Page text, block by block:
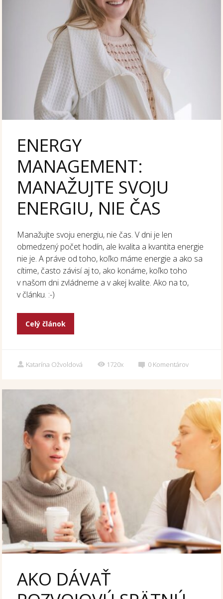
ENERGY
MANAGEMENT:
MANAŽUJTE SVOJU
ENERGIU, NIE ČAS
Manažujte svoju energiu, nie čas. V dni je len
obmedzený počet hodín, ale kvalita a kvantita energie
nie je. A práve od toho, koľko máme energie a ako sa
cítime, často závisí aj to, ako konáme, koľko toho
v našom dni zvládneme a v akej kvalite. Ako na to,
v článku. :-)
Celý článok
Katarína Ožvoldová 1720x 0 Komentárov
AKO DÁVAŤ